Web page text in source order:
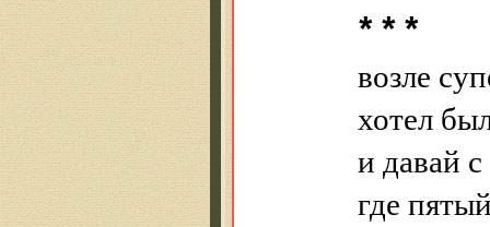
* * *
возле
хотел
и давай
где